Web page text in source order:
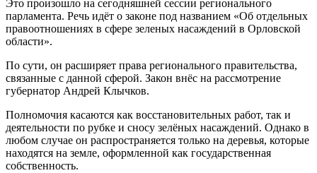
Это произошло на сегодняшней сессии регионального
парламента. Речь идёт о законе под названием «Об отдельных
правоотношениях в сфере зеленых насаждений в Орловской
области».
По сути, он расширяет права регионального правительства,
связанные с данной сферой. Закон внёс на рассмотрение
губернатор Андрей Клычков.
Полномочия касаются как восстановительных работ, так и
деятельности по рубке и сносу зелёных насаждений. Однако в
любом случае он распространяется только на деревья, которые
находятся на земле, оформленной как государственная
собственность.